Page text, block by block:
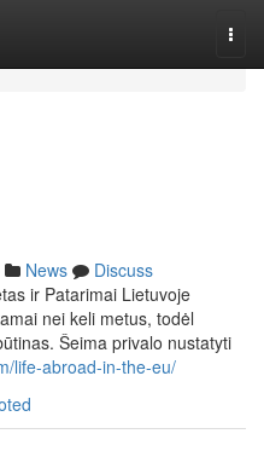
News
Discuss
ir Patarimai Lietuvoje
nei keli metus, todėl
Šeima privalo nustatyti
life-abroad-in-the-eu/